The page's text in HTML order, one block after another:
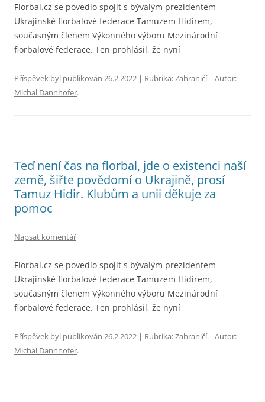
Florbal.cz se povedlo spojit s bývalým prezidentem
Ukrajinské florbalové federace Tamuzem Hidirem,
současným členem Výkonného výboru Mezinárodní
florbalové federace. Ten prohlásil, že nyní
Příspěvek byl publikován 26.2.2022 | Rubrika:Zahraničí| Autor:
Michal Dannhofer.
Teď není čas na florbal, jde o existenci naší
země, šiřte povědomí o Ukrajině, prosí
Tamuz Hidir. Klubům a unii děkuje za
pomoc
Napsat komentář
Florbal.cz se povedlo spojit s bývalým prezidentem
Ukrajinské florbalové federace Tamuzem Hidirem,
současným členem Výkonného výboru Mezinárodní
florbalové federace. Ten prohlásil, že nyní
Příspěvek byl publikován 26.2.2022 | Rubrika:Zahraničí| Autor:
Michal Dannhofer.